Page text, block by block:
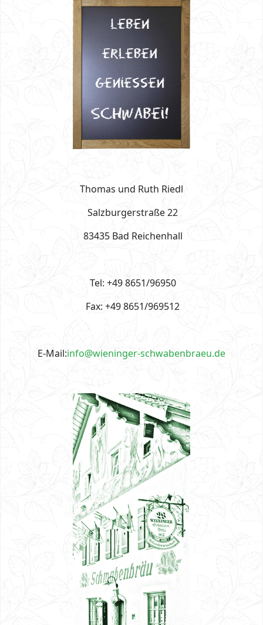
Thomas und Ruth Riedl
Salzburgerstraße 22
83435 Bad Reichenhall
Tel: +49 8651/96950
Fax: +49 8651/969512
E-Mail:info@wieninger-schwabenbraeu.de